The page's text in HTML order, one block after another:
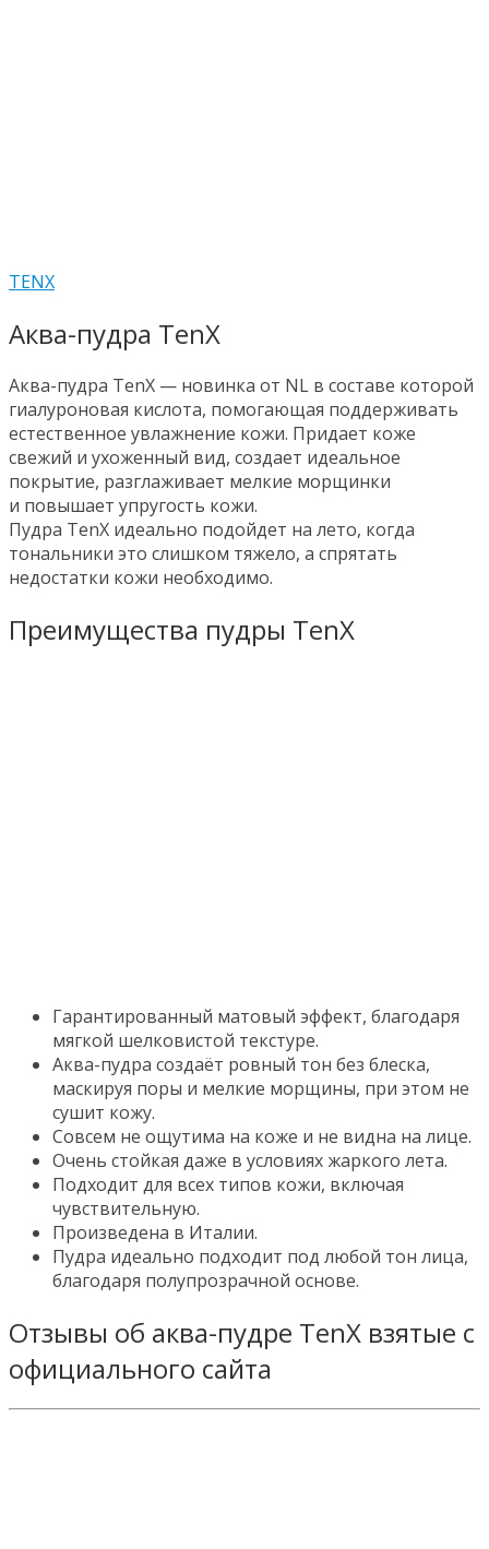
TENX
Аква-пудра TenX
Аква-пудра TenX — новинка от NL в составе которой
гиалуроновая кислота, помогающая поддерживать
естественное увлажнение кожи. Придает коже
свежий и ухоженный вид, создает идеальное
покрытие, разглаживает мелкие морщинки
и повышает упругость кожи.
Пудра TenX идеально подойдет на лето, когда
тональники это слишком тяжело, а спрятать
недостатки кожи необходимо.
Преимущества пудры TenX
Гарантированный матовый эффект, благодаря
мягкой шелковистой текстуре.
Аква-пудра создаёт ровный тон без блеска,
маскируя поры и мелкие морщины, при этом не
сушит кожу.
Совсем не ощутима на коже и не видна на лице.
Очень стойкая даже в условиях жаркого лета.
Подходит для всех типов кожи, включая
чувствительную.
Произведена в Италии.
Пудра идеально подходит под любой тон лица,
благодаря полупрозрачной основе.
Отзывы об аква-пудре TenX взятые с
официального сайта